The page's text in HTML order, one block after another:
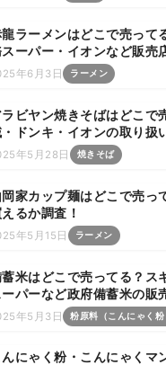
ラーメンはどこで売って
ーパー・イオンなど販売
年6月3日 ラーメン
ラビヤン焼きそばはどこで
ドンキ・イオンの取り扱
年5月28日 焼きそば
岡家カップ麺はどこで売っ
えるか調査！
年5月15日 ラーメン
米はどこで売ってる？ス
ーパーなど政府備蓄米の販
年5月3日 粉原料（こんにゃく粉
んにゃく粉・こんにゃくマ